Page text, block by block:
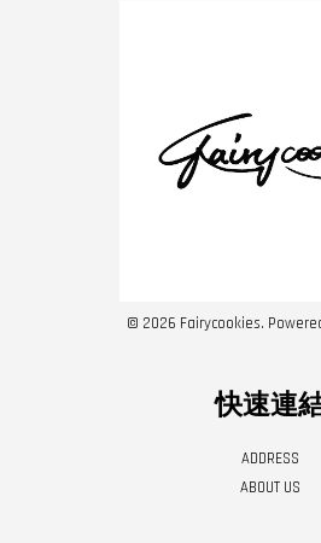
© 2026 Fairycookies.
快速連
ADDRESS
ABOUT US